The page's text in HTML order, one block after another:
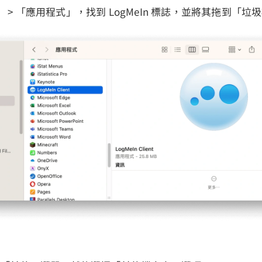
> 「應用程式」，找到 LogMeIn 標誌，並將其拖到「垃